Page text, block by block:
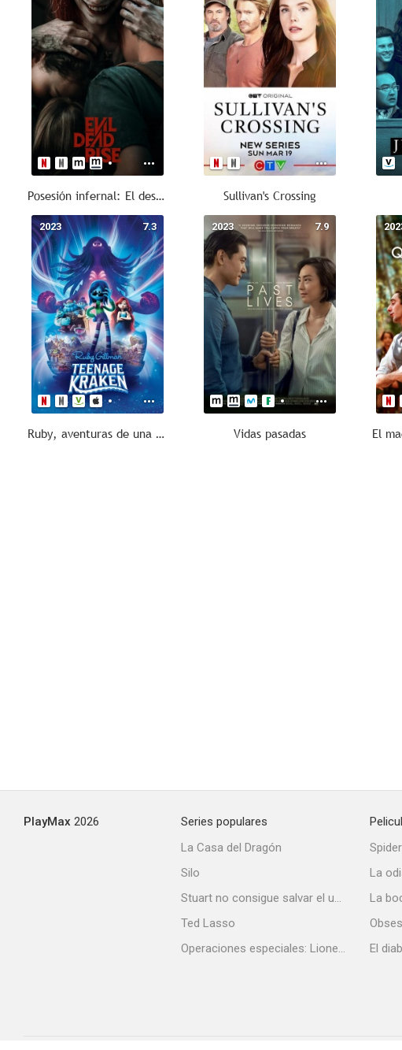
Posesión infernal: El despertar Sullivan's Crossing
7.3
2023
Ruby, aventuras de una kraken adolescente
7.9
2023
Vidas pasadas
PlayMax 2026
Series populares
La Casa del Dragón
Silo
Stuart no consigue salvar el universo
Ted Lasso
Operaciones especiales: Lioness
La
La
El